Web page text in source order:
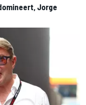
Jorge